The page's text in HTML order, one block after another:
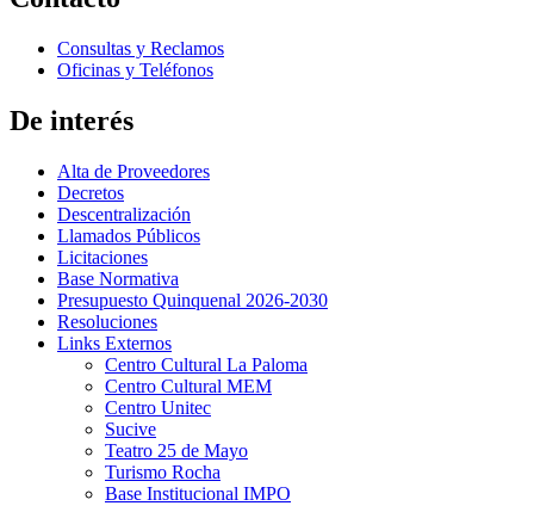
Consultas y Reclamos
Oficinas y Teléfonos
De interés
Alta de Proveedores
Decretos
Descentralización
Llamados Públicos
Licitaciones
Base Normativa
Presupuesto Quinquenal 2026-2030
Resoluciones
Links Externos
Centro Cultural La Paloma
Centro Cultural MEM
Centro Unitec
Sucive
Teatro 25 de Mayo
Turismo Rocha
Base Institucional IMPO